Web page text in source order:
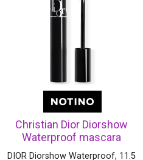
Christian Dior Diorshow
Waterproof mascara
waterproof volume sur-
DIOR Diorshow Waterproof, 11.5